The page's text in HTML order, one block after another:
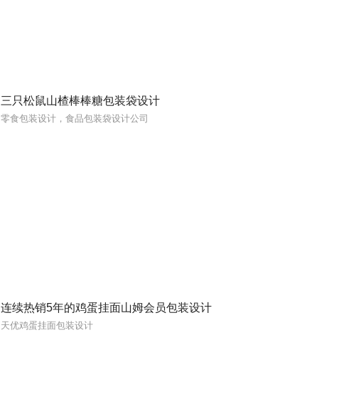
三只松鼠山楂棒棒糖包装袋设计
零食包装设计，食品包装袋设计公司
连续热销5年的鸡蛋挂面山姆会员包装设计
天优鸡蛋挂面包装设计